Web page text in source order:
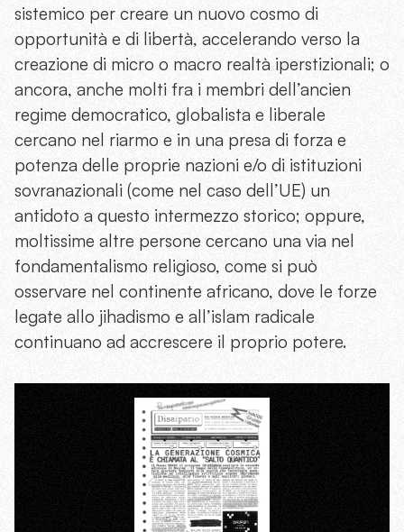
sistemico per creare un nuovo cosmo di
opportunità e di libertà, accelerando verso la
creazione di micro o macro realtà iperstizionali; o
ancora, anche molti fra i membri dell’ancien
regime democratico, globalista e liberale
cercano nel riarmo e in una presa di forza e
potenza delle proprie nazioni e/o di istituzioni
sovranazionali (come nel caso dell’UE) un
antidoto a questo intermezzo storico; oppure,
moltissime altre persone cercano una via nel
fondamentalismo religioso, come si può
osservare nel continente africano, dove le forze
legate allo jihadismo e all’islam radicale
continuano ad accrescere il proprio potere.